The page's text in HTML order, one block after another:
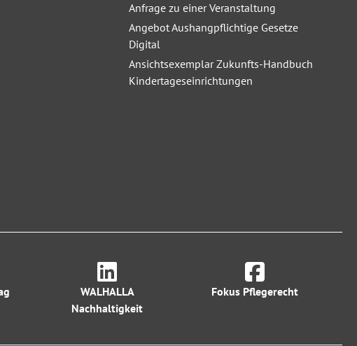
Anfrage zu einer Veranstaltung
Angebot Aushangpflichtige Gesetze
Digital
Ansichtsexemplar Zukunfts-Handbuch
Kindertageseinrichtungen
WALHALLA
Nachhaltigkeit
Fokus Pflegerecht